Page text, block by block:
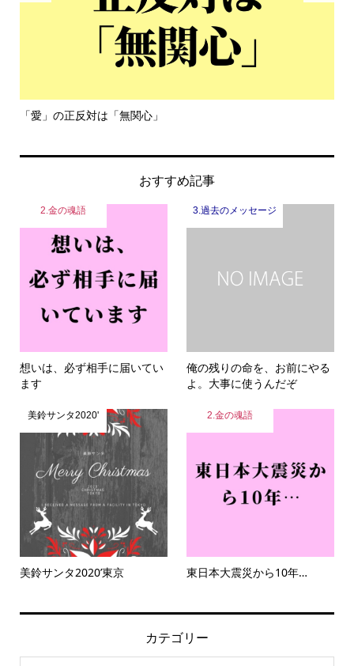
「愛」の正反対は「無関心」
おすすめ記事
2.金の魂語
想いは、必ず相手に届いてい
ます
3.過去のメッセージ
俺の残りの命を、お前にやる
よ。大事に使うんだぞ
美鈴サンタ2020'
美鈴サンタ2020’東京
2.金の魂語
東日本大震災から10年…
カテゴリー